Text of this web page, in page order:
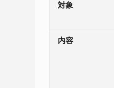
対象
内容